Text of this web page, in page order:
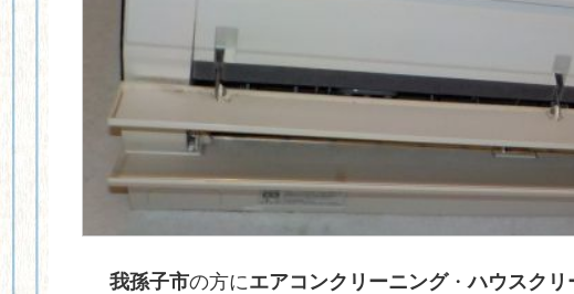
我孫子市の方にエアコンクリーニング・ハウスクリ